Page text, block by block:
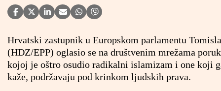
Hrvatski zastupnik u Europskom parlamentu
(HDZ/EPP) oglasio se na društvenim mrežama
kojoj je oštro osudio radikalni islamizam i one koji
kaže, podržavaju pod krinkom ljudskih prava.